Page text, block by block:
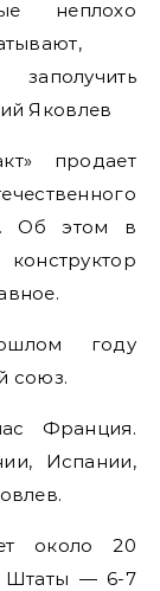
неплохо
заполучить
Яковлев
продает
Об этом в
году
союз.
Франция.
Испании,
около 20
Штаты — 6-7